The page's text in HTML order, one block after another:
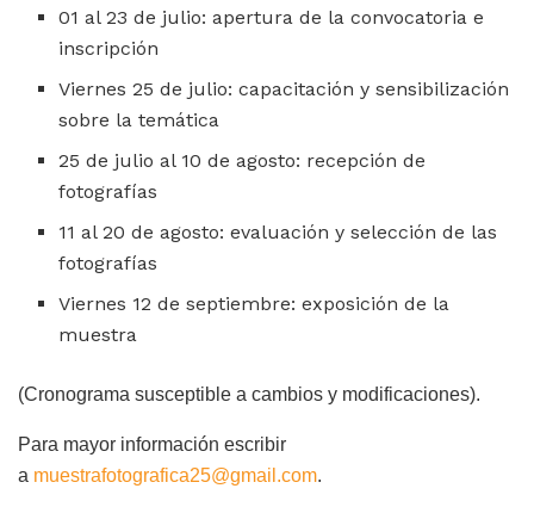
01 al 23 de julio: apertura de la convocatoria e
inscripción
Viernes 25 de julio: capacitación y sensibilización
sobre la temática
25 de julio al 10 de agosto: recepción de
fotografías
11 al 20 de agosto: evaluación y selección de las
fotografías
Viernes 12 de septiembre: exposición de la
muestra
(Cronograma susceptible a cambios y modificaciones).
Para mayor información escribir
a muestrafotografica25@gmail.com.